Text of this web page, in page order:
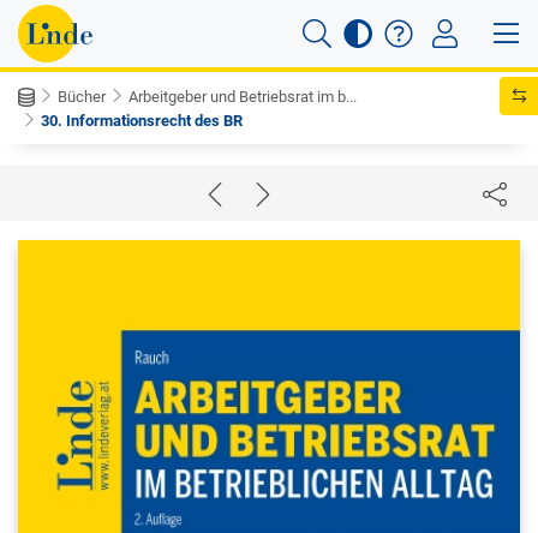
Bücher
Arbeitgeber und Betriebsrat im b...
30. Informationsrecht des BR